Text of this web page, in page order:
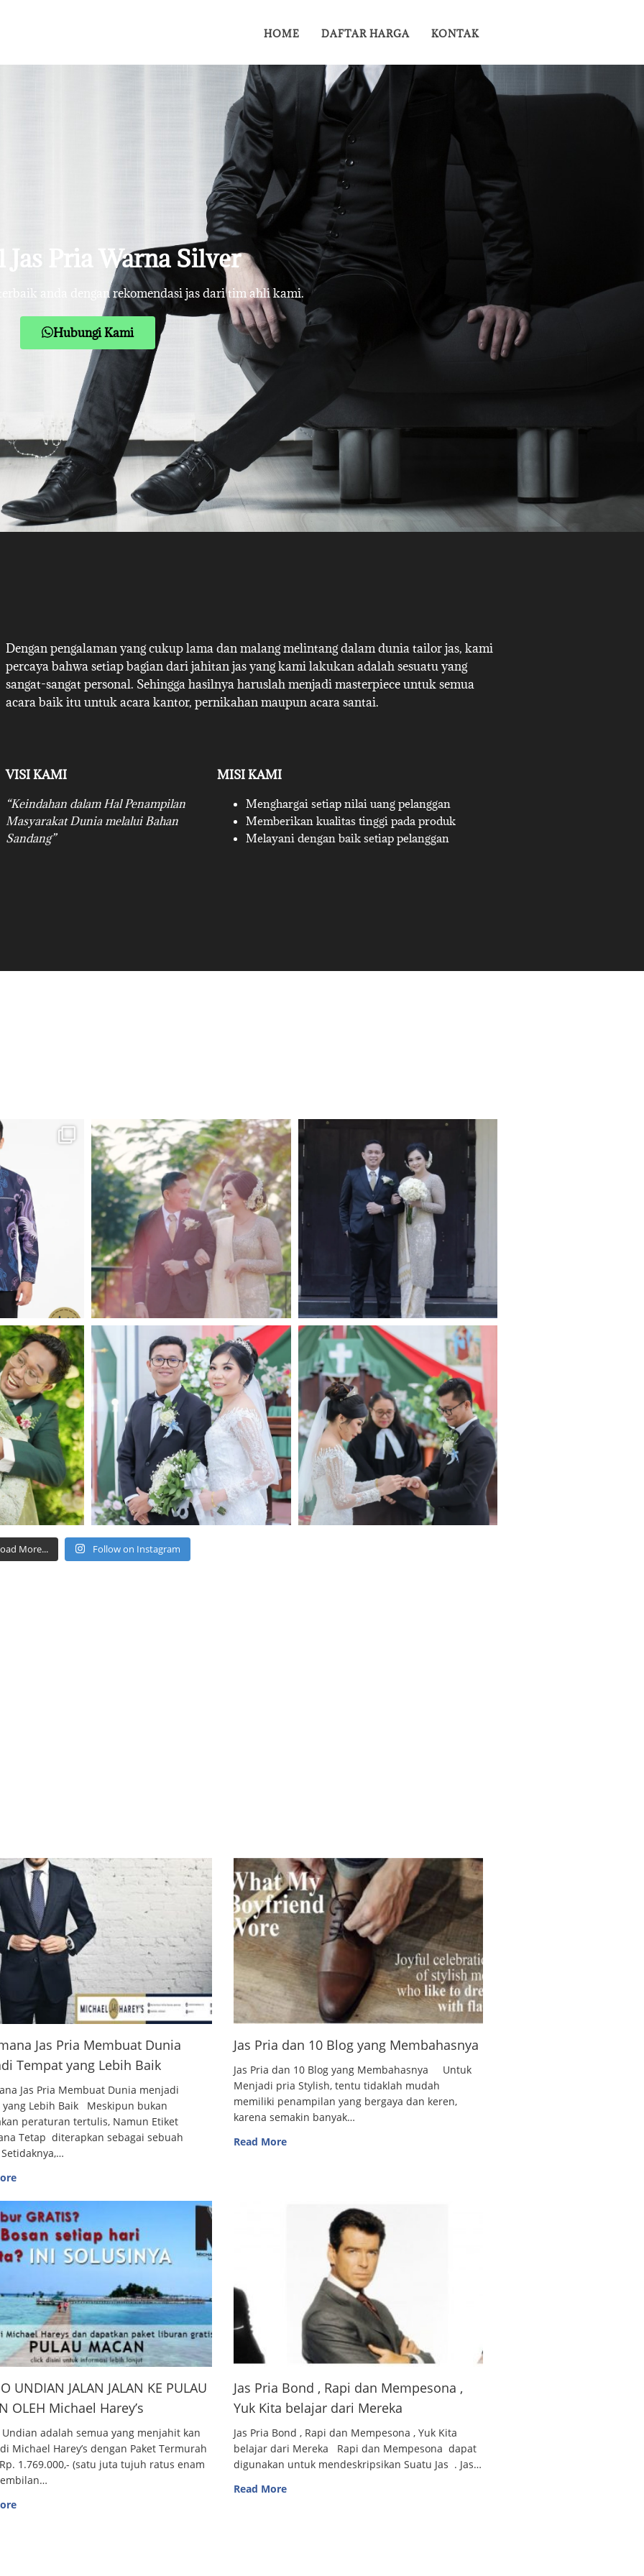
HOME DAFTAR HARGA KONTAK
Jas Pria Warna Silver
anda dengan rekomendasi jas dari tim ahli kami.
Hubungi Kami
Dengan pengalaman yang cukup lama dan malang melintang dalam dunia tailor jas, kami
percaya bahwa setiap bagian dari jahitan jas yang kami lakukan adalah sesuatu yang
sangat-sangat personal. Sehingga hasilnya haruslah menjadi masterpiece untuk semua
acara baik itu untuk acara kantor, pernikahan maupun acara santai.
VISI KAMI
“Keindahan dalam Hal Penampilan
Masyarakat Dunia melalui Bahan
Sandang”
MISI KAMI
Menghargai setiap nilai uang pelanggan
Memberikan kualitas tinggi pada produk
Melayani dengan baik setiap pelanggan
More... Follow on Instagram
Jas Pria Membuat Dunia
Tempat yang Lebih Baik
Jas Pria Membuat Dunia menjadi
yang Lebih Baik Meskipun bukan
peraturan tertulis, Namun Etiket
Tetap diterapkan sebagai sebuah
Jas Pria dan 10 Blog yang Membahasnya
Jas Pria dan 10 Blog yang Membahasnya Untuk
Menjadi pria Stylish, tentu tidaklah mudah
memiliki penampilan yang bergaya dan keren,
karena semakin banyak…
Read More
UNDIAN JALAN JALAN KE PULAU
OLEH Michael Harey’s
Undian adalah semua yang menjahit kan
Michael Harey’s dengan Paket Termurah
1.769.000,- (satu juta tujuh ratus enam
Jas Pria Bond , Rapi dan Mempesona ,
Yuk Kita belajar dari Mereka
Jas Pria Bond , Rapi dan Mempesona , Yuk Kita
belajar dari Mereka Rapi dan Mempesona dapat
digunakan untuk mendeskripsikan Suatu Jas . Jas…
Read More